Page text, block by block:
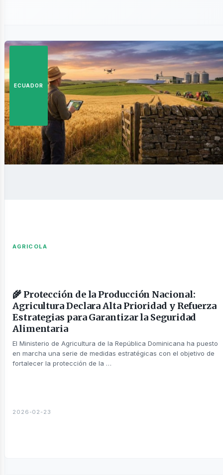
ECUADOR
AGRICOLA
🌾 Protección de la Producción Nacional:
Agricultura Declara Alta Prioridad y Refuerza
Estrategias para Garantizar la Seguridad
Alimentaria
El Ministerio de Agricultura de la República Dominicana ha puesto
en marcha una serie de medidas estratégicas con el objetivo de
fortalecer la protección de la …
2026-02-23